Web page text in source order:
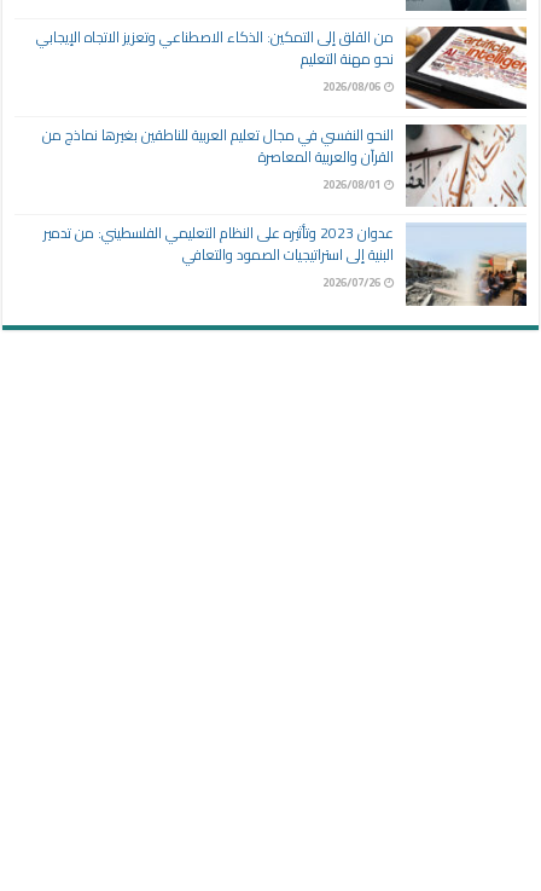
من القلق إلى التمكين: الذكاء الاصطناعي وتعزيز الاتجاه الإيجابي
نحو مهنة التعليم
2026/08/06
النحو النفسي في مجال تعليم العربية للناطقين بغيرها نماذج من
القرآن والعربية المعاصرة
2026/08/01
عدوان 2023 وتأثيره على النظام التعليمي الفلسطيني: من تدمير
البنية إلى استراتيجيات الصمود والتعافي
2026/07/26